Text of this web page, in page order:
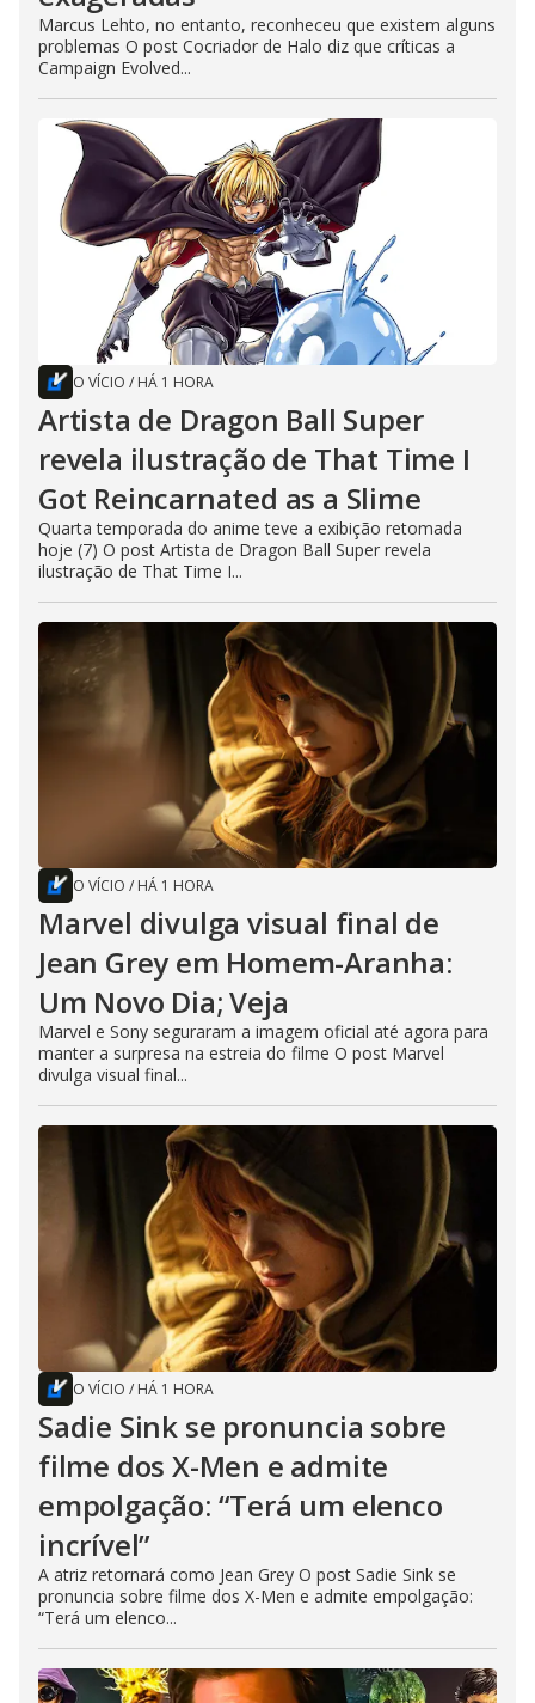
Marcus Lehto, no entanto, reconheceu que existem alguns
problemas O post Cocriador de Halo diz que críticas a
Campaign Evolved...
O VÍCIO / HÁ 1 HORA
Artista de Dragon Ball Super
revela ilustração de That Time I
Got Reincarnated as a Slime
Quarta temporada do anime teve a exibição retomada
hoje (7) O post Artista de Dragon Ball Super revela
ilustração de That Time I...
O VÍCIO / HÁ 1 HORA
Marvel divulga visual final de
Jean Grey em Homem-Aranha:
Um Novo Dia; Veja
Marvel e Sony seguraram a imagem oficial até agora para
manter a surpresa na estreia do filme O post Marvel
divulga visual final...
O VÍCIO / HÁ 1 HORA
Sadie Sink se pronuncia sobre
filme dos X-Men e admite
empolgação: “Terá um elenco
incrível”
A atriz retornará como Jean Grey O post Sadie Sink se
pronuncia sobre filme dos X-Men e admite empolgação:
“Terá um elenco...